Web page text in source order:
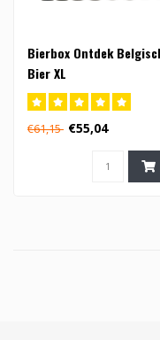
Bierbox Ontdek
Bier XL
€61,15 €55,04